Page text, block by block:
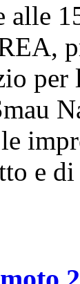
alle
per
e